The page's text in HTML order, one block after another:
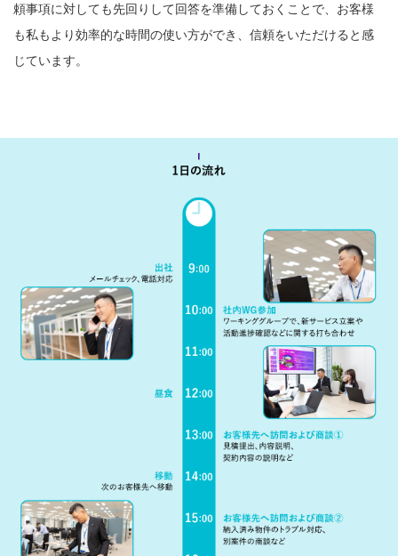
頼事項に対しても先回りして回答を準備しておくことで、お客様
も私もより効率的な時間の使い方ができ、信頼をいただけると感
じています。